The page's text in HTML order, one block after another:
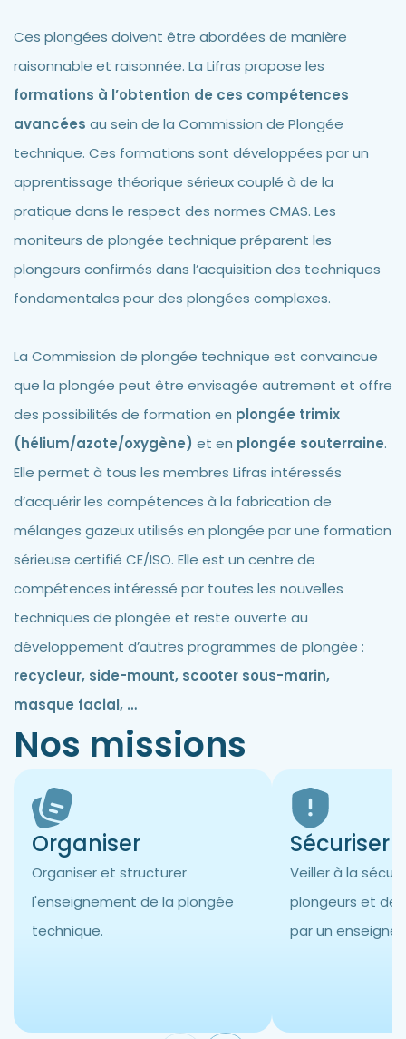
Ces plongées doivent être abordées de manière
raisonnable et raisonnée. La Lifras propose les
formations à l’obtention de ces compétences
avancées au sein de la Commission de Plongée
technique. Ces formations sont développées par un
apprentissage théorique sérieux couplé à de la
pratique dans le respect des normes CMAS. Les
moniteurs de plongée technique préparent les
plongeurs confirmés dans l’acquisition des techniques
fondamentales pour des plongées complexes.
La Commission de plongée technique est convaincue
que la plongée peut être envisagée autrement et offre
des possibilités de formation en plongée trimix
(hélium/azote/oxygène) et en plongée souterraine.
Elle permet à tous les membres Lifras intéressés
d’acquérir les compétences à la fabrication de
mélanges gazeux utilisés en plongée par une formation
sérieuse certifié CE/ISO. Elle est un centre de
compétences intéressé par toutes les nouvelles
techniques de plongée et reste ouverte au
développement d’autres programmes de plongée :
recycleur, side-mount, scooter sous-marin,
masque facial, …
Nos missions
Organiser
Organiser et structurer
l'enseignement de la plongée
technique.
Sécuriser
Veiller à la
plongeurs et
par un